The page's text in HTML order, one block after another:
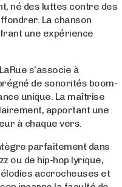
né des luttes contre des
La chanson
une expérience
s’associe à
de sonorités boom-
unique. La maîtrise
apportant une
à chaque vers.
parfaitement dans
ou de hip-hop lyrique,
accrocheuses et